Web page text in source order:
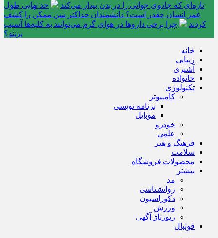
تازه‌ای که جادوی جوانی را در بدن بیدار می‌کند
حد نهایی طول
عمر انسان چقدر است؟ دانشمندان حداکثر سن ممکن را کشف
کردند
چرا برخی داروها در هوای گرم می‌توانند به کلیه‌ها آسیب
بزنند؟
خانه
زیبایی
آشپزی
خانواده
تکنولوژی
کامپیوتر
برنامه نویسی
موبایل
خودرو
علمی
فرهنگ و هنر
سلامت
محصولات فروشگاه
بیشتر
مد
روانشناسی
دکوراسیون
ورزش
رپورتاژ آگهی
فوتبال